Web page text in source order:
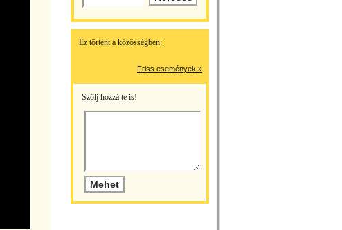
Ez történt a közösségben:
Friss események »
Szólj hozzá te is!